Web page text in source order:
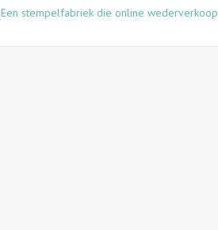
Een stempelfabriek die online